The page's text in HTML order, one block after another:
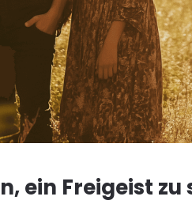
ein Freigeist zu